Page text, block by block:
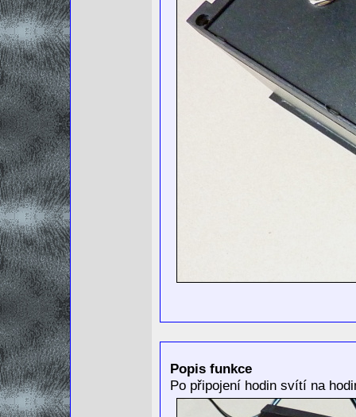
Popis funkce
Po připojení hodin svítí na